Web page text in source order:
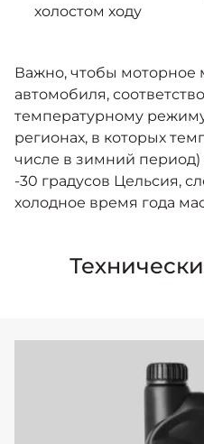
холостом ходу
Важно, чтобы моторное
автомобиля,
температурному
регионах, в которых
числе в зимний
-30 градусов Цельсия,
холодное время года